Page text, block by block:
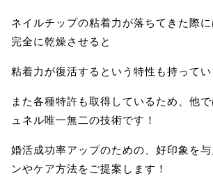
ネイルチップの粘着力が落ちてきた際
完全に乾燥させると
粘着力が復活するという特性も持ってい
また各種特許も取得しているため、他
ュネル唯一無二の技術です！
婚活成功率アップのための、好印象を
ンやケア方法をご提案します！